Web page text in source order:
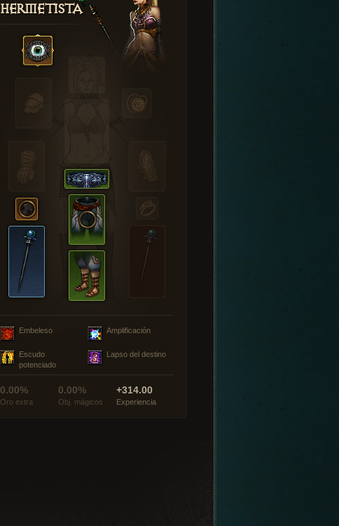
Hermetista
Embeleso Amplificación
Escudo
potenciado
Lapso del destino
0.00%
Oro extra
0.00%
Obj. mágicos
+314.00
Experiencia